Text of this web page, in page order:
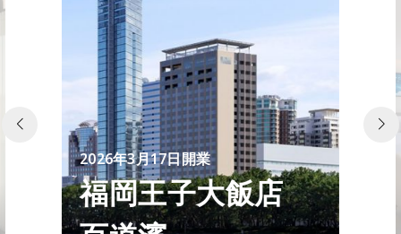
2026年3月17日開業
福岡王子大飯店